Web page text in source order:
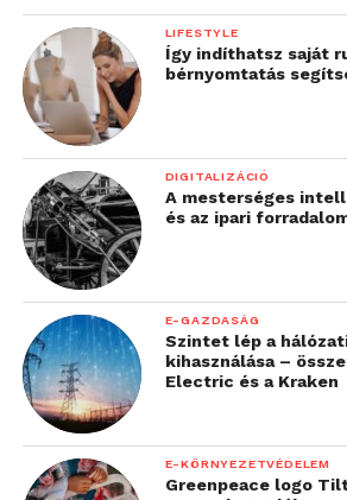
330 × 330 × 565 mm-es
30% feletti pakolási
képes valós méretű
sorozatok gyártására is.
Akár 50%-kal
alkatrészköltséget kínál
rendszerekhez képest,
teljes rendszer
alapterületet igényel.
Egy óra alatt telepíthető
üzemeltethető.
Átfér egy szabványos
igényel épületátalakítást
infrastruktúrát, és akár
napján termelésbe
LIFESTYLE
Így indíthatsz saját
bérnyomtatás
DIGITALIZÁCIÓ
A mesterséges
és az ipari
E-GAZDASÁG
Szintet lép a
kihasználása –
Electric és a Kraken
E-KÖRNYEZETVÉDELEM
Greenpeace logo